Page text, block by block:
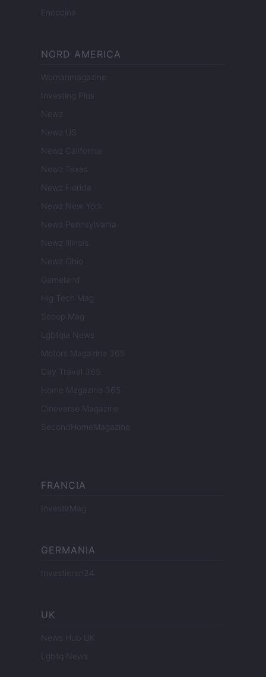
Encocina
NORD AMERICA
Womanmagazine
Investing Plus
Newz
Newz US
Newz California
Newz Texas
Newz Florida
Newz New York
Newz Pennsylvania
Newz Illinois
Newz Ohio
Gameland
Hig Tech Mag
Scoop Mag
Lgbtqia News
Motors Magazine 365
Day Travel 365
Home Magazine 365
Cineverse Magazine
SecondHomeMagazine
FRANCIA
InvestirMag
GERMANIA
Investieren24
UK
News Hub UK
Lgbtq News